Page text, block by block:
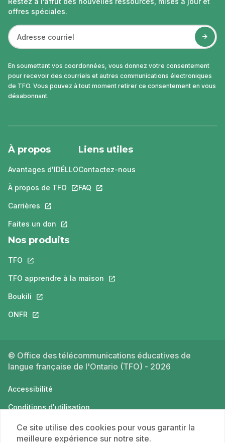
offres spéciales.
En soumettant vos coordonnées, vous donnez votre consentement
pour recevoir des courriels et autres communications électroniques
de TFO. Vous pouvez à tout moment retirer ce consentement en vous
désabonnant.
À propos
Avantages d'IDÉLLO
À propos de TFO Ce lien s'ouvrira dans un nouvel onglet.
Carrières Ce lien s'ouvrira dans un nouvel onglet.
Faites un don Ce lien s'ouvrira dans un nouvel onglet.
Liens utiles
Contactez-nous
FAQ Ce lien s'ouvrira dans un nouvel
Nos produits
TFO Ce lien s'ouvrira dans un nouvel onglet.
TFO apprendre à la maison Ce lien s'ouvrira dans un nouvel
Boukili Ce lien s'ouvrira dans un nouvel onglet.
ONFR Ce lien s'ouvrira dans un nouvel onglet.
© Office des télécommunications éducatives de
langue française de l'Ontario (TFO) - 2026
Accessibilité
Conditions d'utilisation
Politique de confidentialité
Ce site utilise des cookies pour vous garantir la
meilleure expérience sur notre site.